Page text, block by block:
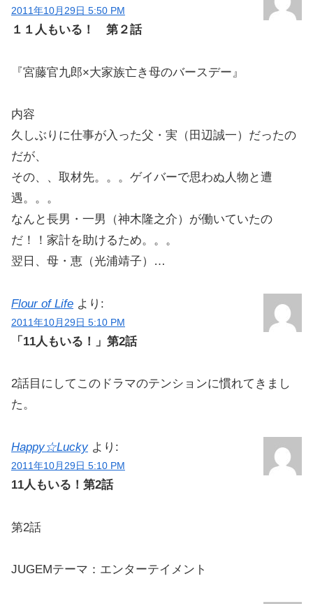
2011年10月29日 5:50 PM
１１人もいる！ 第２話
『宮藤官九郎×大家族亡き母のバースデー』
内容
久しぶりに仕事が入った父・実（田辺誠一）だったの
だが、
その、、取材先。。。ゲイバーで思わぬ人物と遭
遇。。。
なんと長男・一男（神木隆之介）が働いていたの
だ！！家計を助けるため。。。
翌日、母・恵（光浦靖子）…
Flour of Life より:
2011年10月29日 5:10 PM
「11人もいる！」第2話
2話目にしてこのドラマのテンションに慣れてきまし
た。
Happy☆Lucky より:
2011年10月29日 5:10 PM
11人もいる！第2話
第2話
JUGEMテーマ：エンターテイメント